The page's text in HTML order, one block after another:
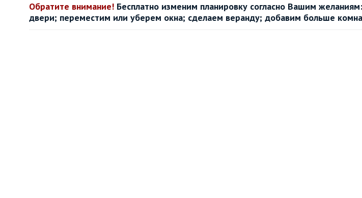
Обратите внимание! Бесплатно изменим планировку согласно Вашим
двери; переместим или уберем окна; сделаем веранду; добавим больше